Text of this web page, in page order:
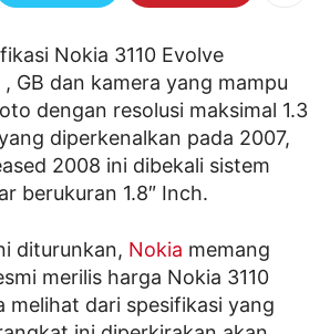
Nokia 3110 Evolve
GB dan kamera yang mampu
dengan resolusi maksimal 1.3
diperkenalkan pada 2007,
2008 ini dibekali sistem
berukuran 1.8″ Inch.
diturunkan, Nokia memang
merilis harga Nokia 3110
melihat dari spesifikasi yang